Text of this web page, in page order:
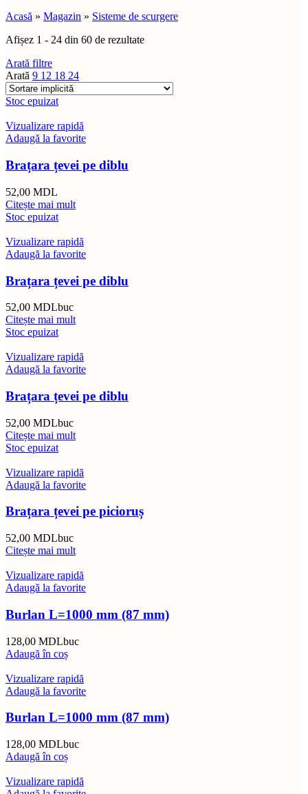
Acasă » Magazin » Sisteme de scurgere
Afișez 1 - 24 din 60 de rezultate
Arată filtre
Arată 9 12 18 24
Stoc epuizat
Vizualizare rapidă
Adaugă la favorite
Brațara țevei pe diblu
52,00 MDL
Citește mai mult
Stoc epuizat
Vizualizare rapidă
Adaugă la favorite
Brațara țevei pe diblu
52,00 MDLbuc
Citește mai mult
Stoc epuizat
Vizualizare rapidă
Adaugă la favorite
Brațara țevei pe diblu
52,00 MDLbuc
Citește mai mult
Stoc epuizat
Vizualizare rapidă
Adaugă la favorite
Brațara țevei pe picioruș
52,00 MDLbuc
Citește mai mult
Vizualizare rapidă
Adaugă la favorite
Burlan L=1000 mm (87 mm)
128,00 MDLbuc
Adaugă în coș
Vizualizare rapidă
Adaugă la favorite
Burlan L=1000 mm (87 mm)
128,00 MDLbuc
Adaugă în coș
Vizualizare rapidă